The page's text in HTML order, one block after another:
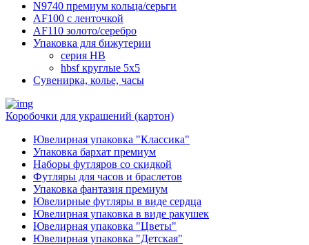
N9740 премиум кольца/серьги
AF100 с ленточкой
AF110 золото/серебро
Упаковка для бижутерии
серия HB
hbsf круглые 5x5
Сувенирка, колье, часы
Коробочки для украшений (картон)
Ювелирная упаковка "Классика"
Упаковка бархат премиум
Наборы футляров со скидкой
Футляры для часов и браслетов
Упаковка фантазия премиум
Ювелирные футляры в виде сердца
Ювелирная упаковка в виде ракушек
Ювелирная упаковка "Цветы"
Ювелирная упаковка "Детская"